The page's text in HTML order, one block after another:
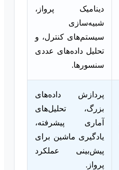
دینامیک پرواز،
شبیه‌سازی
سیستم‌های کنترل، و
تحلیل داده‌های عددی
سنسورها.
پردازش داده‌های
بزرگ، تحلیل‌های
آماری پیشرفته،
یادگیری ماشین برای
پیش‌بینی عملکرد
پرواز.